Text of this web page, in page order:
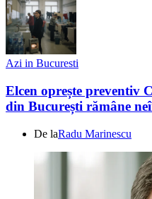
Azi in Bucuresti
Elcen oprește preventiv
din București rămâne
De laRadu Marinescu